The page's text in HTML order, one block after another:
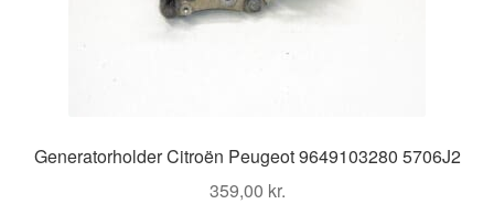
Generatorholder Citroën Peugeot 9649103280 5706J2
359,00 kr.